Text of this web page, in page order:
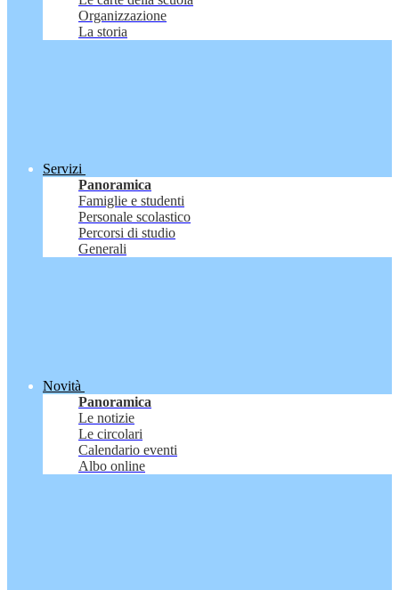
Organizzazione
La storia
Servizi
Panoramica
Famiglie e studenti
Personale scolastico
Percorsi di studio
Generali
Novità
Panoramica
Le notizie
Le circolari
Calendario eventi
Albo online